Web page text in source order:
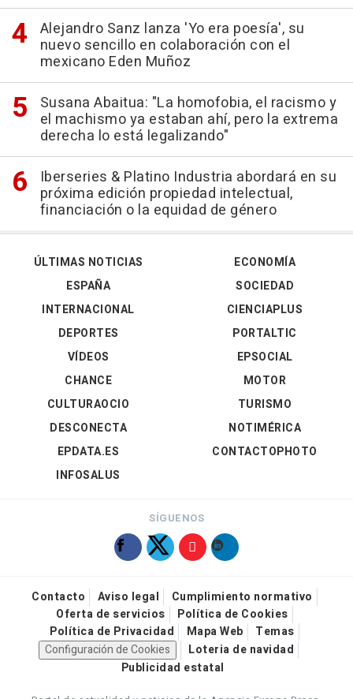
Alejandro Sanz lanza 'Yo era poesía', su
nuevo sencillo en colaboración con el
mexicano Eden Muñoz
Susana Abaitua: "La homofobia, el racismo y
el machismo ya estaban ahí, pero la extrema
derecha lo está legalizando"
Iberseries & Platino Industria abordará en su
próxima edición propiedad intelectual,
financiación o la equidad de género
ÚLTIMAS NOTICIAS
ESPAÑA
INTERNACIONAL
DEPORTES
VÍDEOS
ECONOMÍA
SOCIEDAD
CIENCIAPLUS
PORTALTIC
EPSOCIAL
CHANCE
CULTURAOCIO
DESCONECTA
EPDATA.ES
INFOSALUS
MOTOR
TURISMO
NOTIMÉRICA
CONTACTOPHOTO
SÍGUENOS
Contacto Aviso legal
Cumplimiento normativo
Oferta de servicios
Política de Cookies
Política de Privacidad
Mapa Web
Temas
Configuración de Cookies
Loteria de navidad
Publicidad estatal